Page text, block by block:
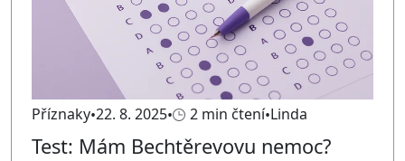
Příznaky 22. 8. 2025 2 min čtení Linda
Test: Mám Bechtěrevovu nemoc?